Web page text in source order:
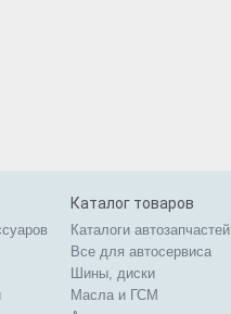
Каталог товаров
Каталоги автозапчастей
Все для автосервиса
Шины, диски
Масла и ГСМ